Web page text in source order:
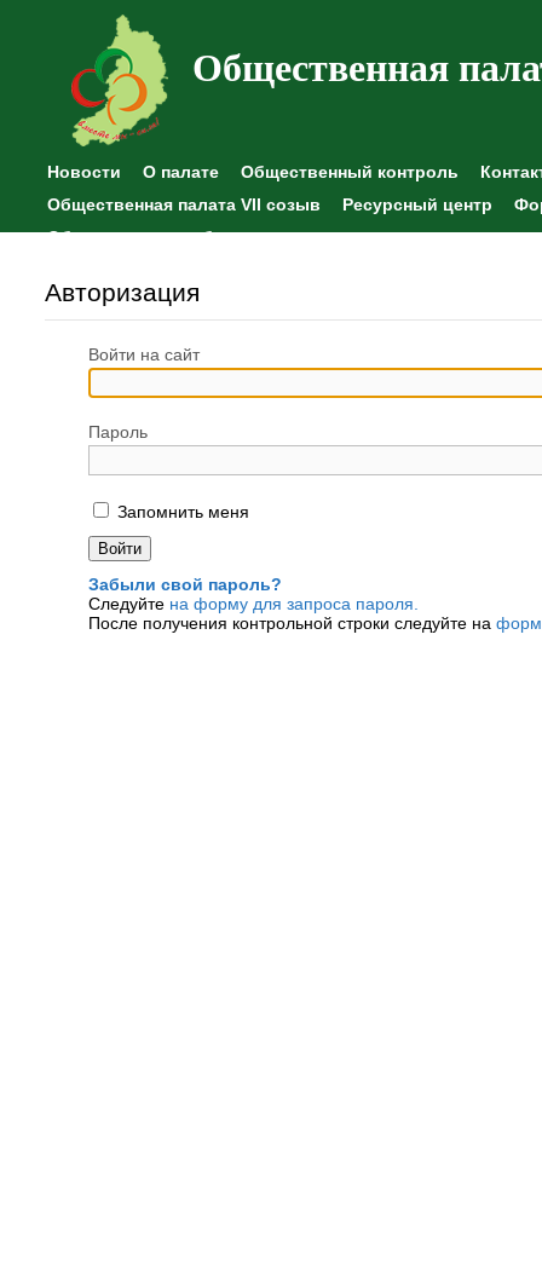
Общественная
Новости О палате Общественный контроль
Общественная палата VII созыв
Ресурсный центр
Общественные наблюдения
Авторизация
Войти на сайт
Пароль
Запомнить меня
Забыли свой пароль?
Следуйте на форму для запроса пароля.
После получения контрольной строки следуйте на